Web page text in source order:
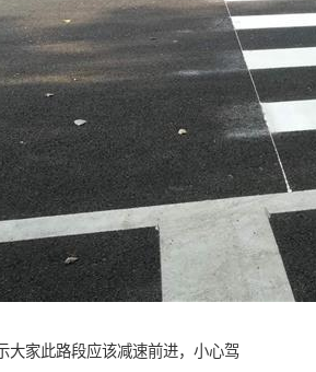
大家此路段应该减速前进，小心驾